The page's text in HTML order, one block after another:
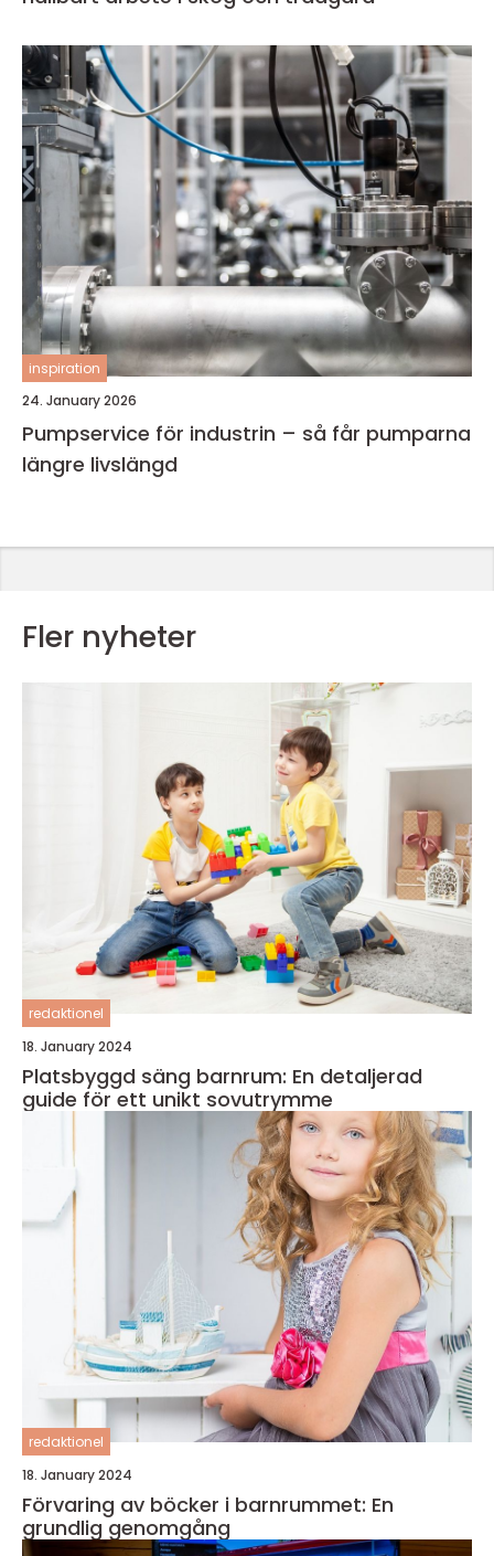
inspiration
24. January 2026
Pumpservice för industrin – så får pumparna
längre livslängd
Fler nyheter
redaktionel
18. January 2024
Platsbyggd säng barnrum: En detaljerad
guide för ett unikt sovutrymme
redaktionel
18. January 2024
Förvaring av böcker i barnrummet: En
grundlig genomgång